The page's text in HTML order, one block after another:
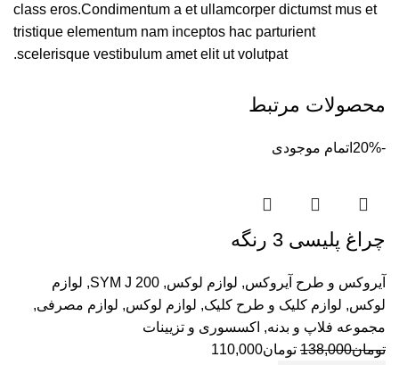
class eros.Condimentum a et ullamcorper dictumst mus et
tristique elementum nam inceptos hac parturient
scelerisque vestibulum amet elit ut volutpat.
محصولات مرتبط
-20% اتمام موجودی
چراغ پلیسی 3 رنگه
آیروکس و طرح آیروکس, لوازم لوکس,
SYM J 200
, لوازم
لوکس, لوازم کلیک و طرح کلیک, لوازم لوکس, لوازم مصرفی,
مجموعه فلاپ و بدنه, اکسسوری و تزیینات
تومان138,000 تومان110,000